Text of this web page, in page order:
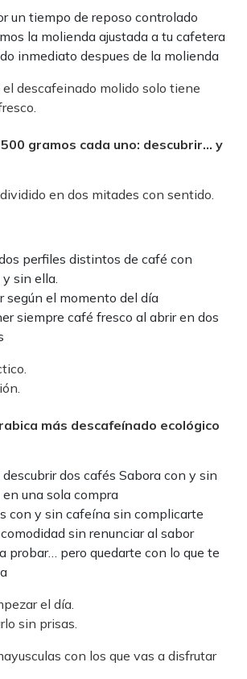
un tiempo de reposo controlado
la molienda ajustada a tu cafetera
inmediato despues de la molienda
el descafeinado molido solo tiene
gramos cada uno: descubrir… y
en dos mitades con sentido.
perfiles distintos de café con
sin ella.
según el momento del día
siempre café fresco al abrir en dos
más descafeínado ecológico
descubrir dos cafés Sabora con y sin
una sola compra
con y sin cafeína sin complicarte
sin renunciar al sabor
probar… pero quedarte con lo que te
el día.
sin prisas.
con los que vas a disfrutar